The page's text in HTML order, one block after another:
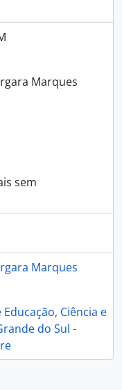
Marques
sem
Marques
Ciência e
do Sul -